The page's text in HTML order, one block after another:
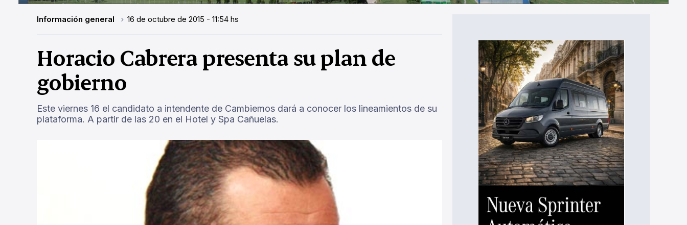
Información general 16 de octubre de 2015 - 11:54 hs
Horacio Cabrera presenta su plan de
gobierno
Este viernes 16 el candidato a intendente de Cambiemos dará a conocer los lineamientos de su
plataforma. A partir de las 20 en el Hotel y Spa Cañuelas.